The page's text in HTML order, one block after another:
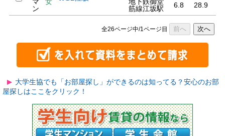
ン
筋線江坂駅
6.8
28.9
全26ページ中/1ページ目 前へ 次へ
大学生協でも「お部屋探し」ができるのは知ってる？安心のお部
屋探しはここをクリック！